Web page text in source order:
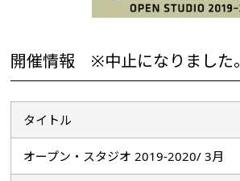
開催情報 ※中止になりました。
タイトル
オープン・スタジオ 2019-2020/ 3月